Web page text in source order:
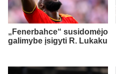
„Fenerbahce“ susidomėjo
galimybe įsigyti R. Lukaku